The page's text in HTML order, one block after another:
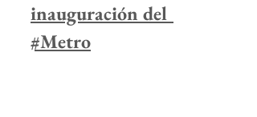
inauguración del
#Metro